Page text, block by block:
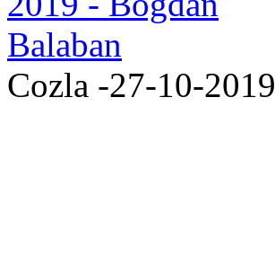
Cozla -27-10-2019